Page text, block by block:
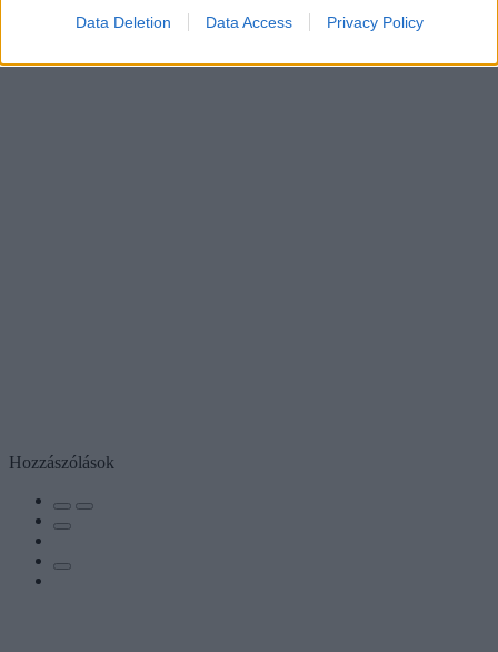
Data Deletion Data Access Privacy Policy
Hozzászólások